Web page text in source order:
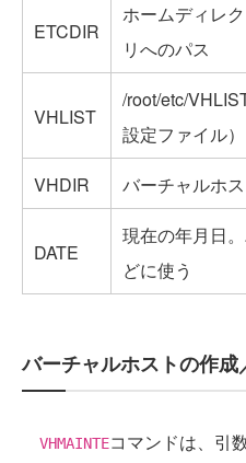
ETCDIR
ホームディレ
リへのパス
VHLIST
/root/etc/
設定ファイル）
VHDIR
バーチャルホ
DATE
現在の年月日
どに使う
バーチャルホストの作成
VHMAINTEコマンドは、引